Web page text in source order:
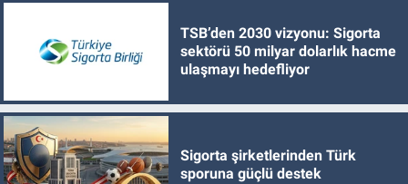
TSB’den 2030 vizyonu: Sigorta
sektörü 50 milyar dolarlık hacme
ulaşmayı hedefliyor
Sigorta şirketlerinden Türk
sporuna güçlü destek